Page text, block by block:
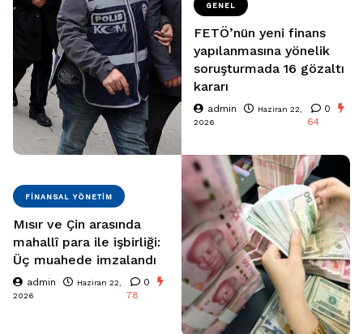
GENEL
FETÖ’nün yeni finans
yapılanmasına yönelik
soruşturmada 16 gözaltı
kararı
admin
Haziran 22,
2026
0
64
FINANSAL YÖNETIM
Mısır ve Çin arasında
mahallî para ile işbirliği:
Üç muahede imzalandı
admin
Haziran 22,
2026
0
78